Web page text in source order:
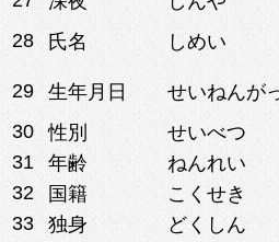
28
氏名 しめい
29 生年月日 せいねんが
30
性別 せいべつ
31
年齢 ねんれい
32
国籍 こくせき
33
独身 どくしん